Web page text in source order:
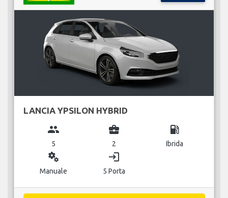
LANCIA YPSILON HYBRID
group
5
business_center
2
local_gas_station
Ibrida
miscellaneous_services
Manuale
login
5 Porta